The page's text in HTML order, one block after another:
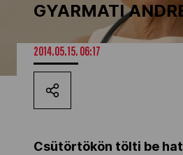
Los Angeles 2028
MOB
GYARMATI
2014.05.15. 06:17
Csütörtökön tölti be